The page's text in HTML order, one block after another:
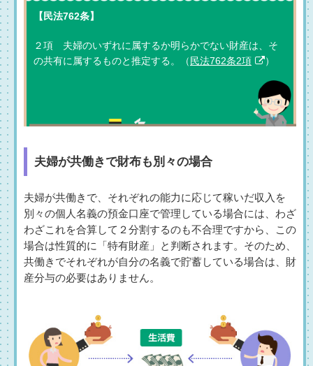
【民法762条】
２項 夫婦のいずれに属するか明らかでない財産は、そ
の共有に属するものと推定する。（ 民法762条2項 ）
夫婦が共働きで財布も別々の場合
夫婦が共働きで、それぞれの能力に応じて稼いだ収入を
別々の個人名義の預金口座で管理している場合には、わざ
わざこれを合算して２分割するのも不合理ですから、この
場合は性質的に「特有財産」と判断されます。そのため、
共働きでそれぞれが自分の名義で貯蓄している場合は、財
産分与の必要はありません。